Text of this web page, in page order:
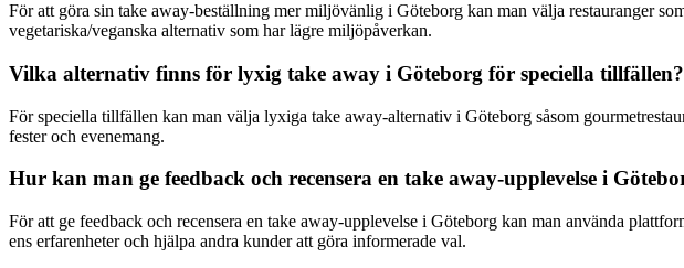
För att göra sin take away-beställning mer miljövänlig i Göteborg kan man välja restauranger
vegetariska/veganska alternativ som har lägre miljöpåverkan.
Vilka alternativ finns för lyxig take away i Göteborg för speciella tillfällen?
För speciella tillfällen kan man välja lyxiga take away-alternativ i Göteborg såsom
fester och evenemang.
Hur kan man ge feedback och recensera en take away-upplevelse i
För att ge feedback och recensera en take away-upplevelse i Göteborg kan man använda
ens erfarenheter och hjälpa andra kunder att göra informerade val.